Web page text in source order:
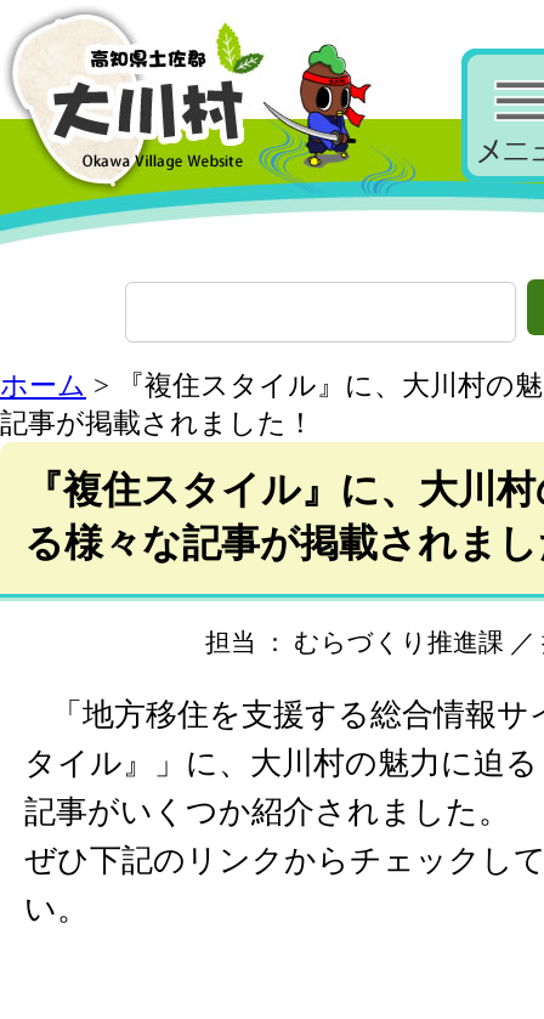
ホーム > 『複住スタイル』に、大川村の
記事が掲載されました！
『複住スタイル』に、大川
る様々な記事が掲載されま
担当 ： むらづくり推進課 ／
「地方移住を支援する総合情報
タイル』」に、大川村の魅力に迫
記事がいくつか紹介されました。
ぜひ下記のリンクからチェックし
い。